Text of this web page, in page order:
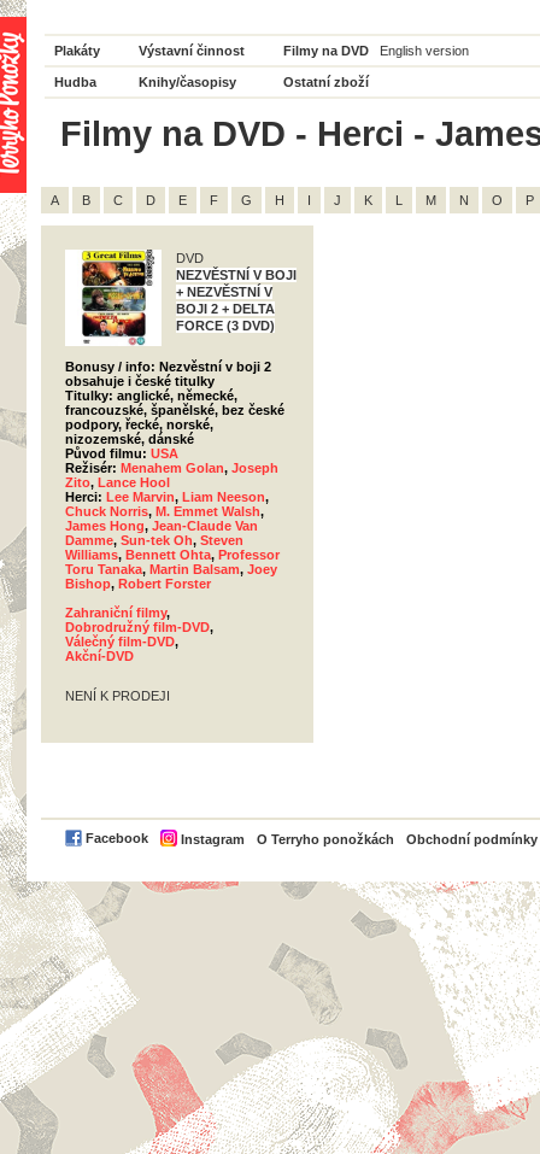
Plakáty Výstavní činnost Filmy na DVD English version
Hudba Knihy/časopisy Ostatní zboží
Filmy na DVD - Herci -
A B C D E F G H I J K L M N O P
DVD
NEZVĚSTNÍ V BOJI
+ NEZVĚSTNÍ V
BOJI 2 + DELTA
FORCE (3 DVD)
Bonusy / info: Nezvěstní v boji 2
obsahuje i české titulky
Titulky: anglické, německé,
francouzské, španělské, bez české
podpory, řecké, norské,
nizozemské, dánské
Původ filmu: USA
Režisér: Menahem Golan, Joseph
Zito, Lance Hool
Herci: Lee Marvin, Liam Neeson,
Chuck Norris, M. Emmet Walsh,
James Hong, Jean-Claude Van
Damme, Sun-tek Oh, Steven
Williams, Bennett Ohta, Professor
Toru Tanaka, Martin Balsam, Joey
Bishop, Robert Forster
Zahraniční filmy,
Dobrodružný film-DVD,
Válečný film-DVD,
Akční-DVD
NENÍ K PRODEJI
Facebook Instagram O Terryho ponožkách Obchodní podmínky
PayPal